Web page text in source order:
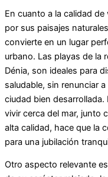
En cuanto a la calidad
por sus paisajes
convierte en un lugar
urbano. Las playas de la
Dénia, son ideales para
saludable, sin renunciar
ciudad bien
vivir cerca del mar, junto
alta calidad, hace que la
para una jubilación
Otro aspecto relevante